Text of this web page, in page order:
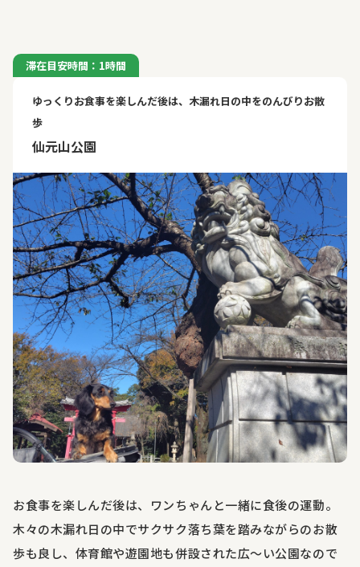
滞在目安時間：1時間
ゆっくりお食事を楽しんだ後は、木漏れ日の中をのんびりお散
歩
仙元山公園
お食事を楽しんだ後は、ワンちゃんと一緒に食後の運動。
木々の木漏れ日の中でサクサク落ち葉を踏みながらのお散
歩も良し、体育館や遊園地も併設された広～い公園なので